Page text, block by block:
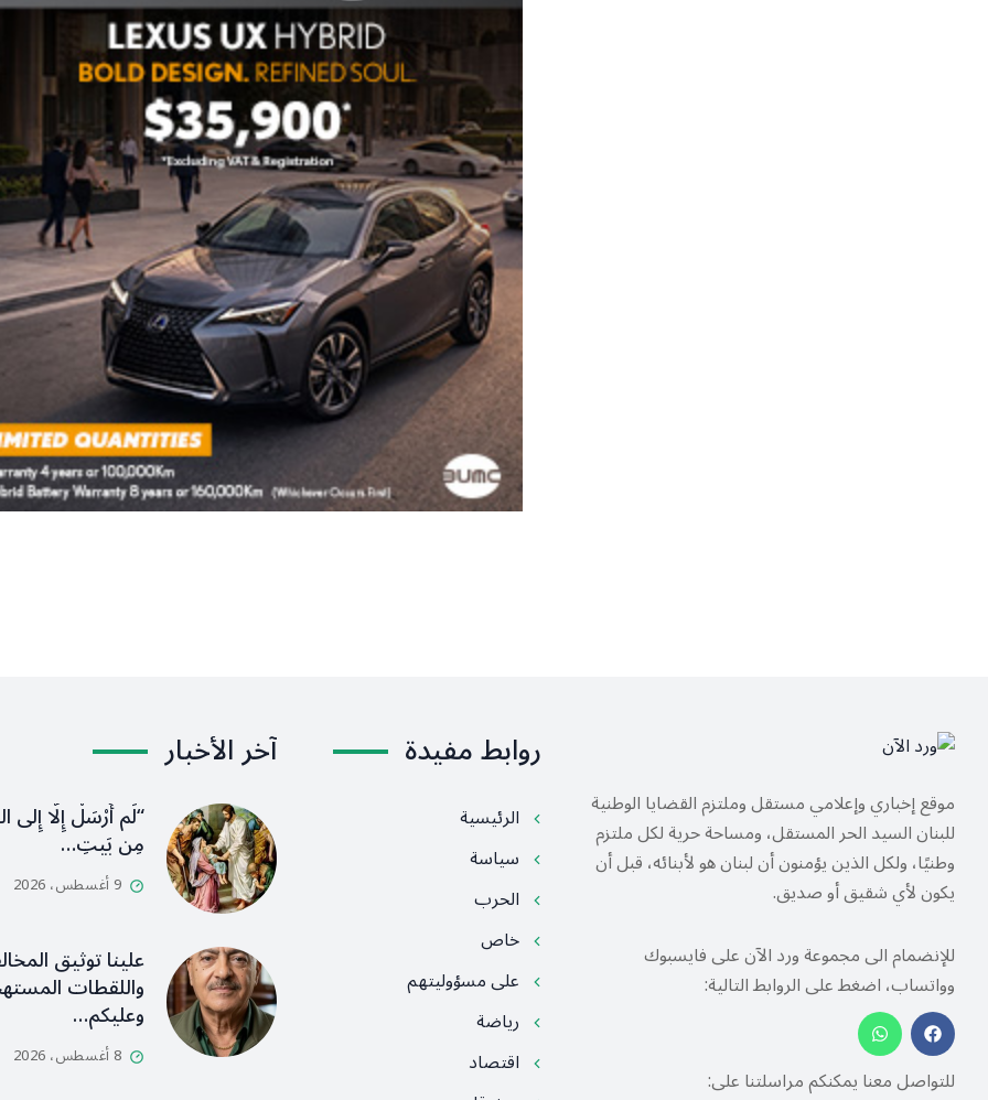
موقع إخباري وإعلامي مستقل وملتزم القضايا الوطنية
للبنان السيد الحر المستقل، ومساحة حرية لكل ملتزم
وطنيًا، ولكل الذين يؤمنون أن لبنان هو لأبنائه، قبل أن
يكون لأي شقيق أو صديق.
للإنضمام الى مجموعة ورد الآن على فايسبوك
وواتساب، اضغط على الروابط التالية:
للتواصل معنا يمكنكم مراسلتنا على:
روابط مفيدة
الرئيسية
سياسة
الحرب
خاص
على مسؤوليتهم
رياضة
اقتصاد
آخر الأخبار
“لَم أُرْسَلْ إِلَّا إِلى
مِن بَيتِ…
9 أغسطس، 2026
علينا توثيق
واللقطات
وعليكم…
8 أغسطس، 2026